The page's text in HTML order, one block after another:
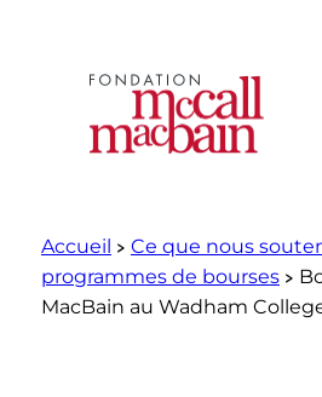
Accueil Ce que nous
programmes de bourses
MacBain au Wadham